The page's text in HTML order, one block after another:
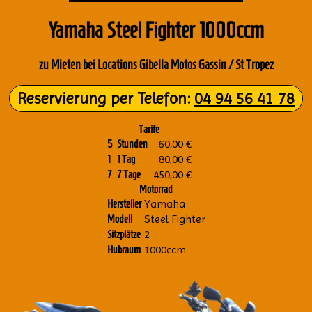
Yama­ha Steel Figh­ter 1000ccm
zu Mie­ten bei Loca­ti­ons Gibel­la Motos Gas­sin / St Tro­pez
Reser­vie­rung per Tele­fon: 04 94 56 41 78
Tarife
5 Stunden 60,00 €
1 1 Tag 80,00 €
7 7 Tage 450,00 €
Motorrad
Hersteller Yamaha
Modell Steel Fighter
Sitzplätze 2
Hubraum 1000ccm